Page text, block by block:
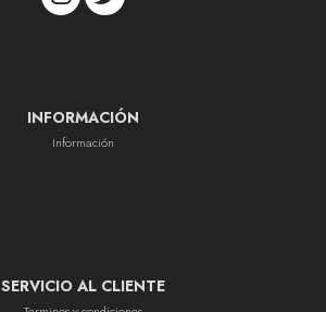
INFORMACIÓN
Información
SERVICIO AL CLIENTE